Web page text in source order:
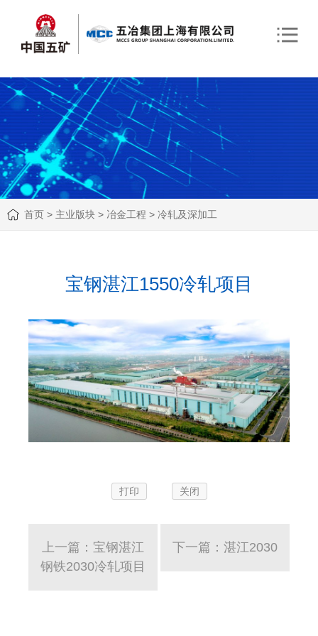
首页 > 主业版块 > 冶金工程 > 冷轧及深加工
宝钢湛江1550冷轧项目
打印 关闭
上一篇：宝钢湛江
钢铁2030冷轧项目
下一篇：湛江2030